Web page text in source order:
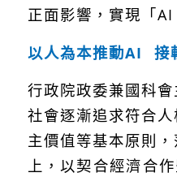
正面影響，實現「
以人為本推動AI 接
行政院政委兼國科
社會逐漸追求符合
主價值等基本原則
上，以契合經濟合